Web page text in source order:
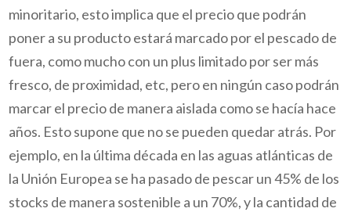
minoritario, esto implica que el precio que podrán
poner a su producto estará marcado por el pescado de
fuera, como mucho con un plus limitado por ser más
fresco, de proximidad, etc, pero en ningún caso podrán
marcar el precio de manera aislada como se hacía hace
años. Esto supone que no se pueden quedar atrás. Por
ejemplo, en la última década en las aguas atlánticas de
la Unión Europea se ha pasado de pescar un 45% de los
stocks de manera sostenible a un 70%, y la cantidad de